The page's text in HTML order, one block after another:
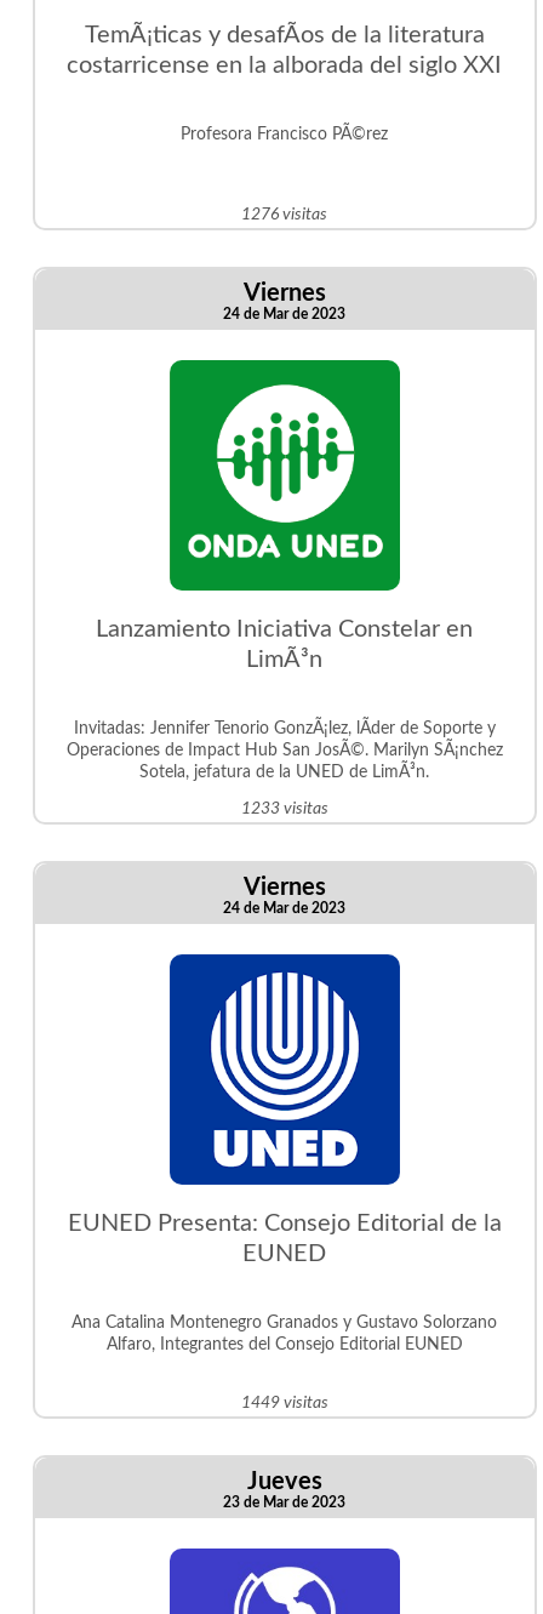
TemÃ¡ticas y desafÃ­os de la literatura
costarricense en la alborada del siglo XXI
Profesora Francisco PÃ©rez
1276 visitas
Viernes
24 de Mar de 2023
Lanzamiento Iniciativa Constelar en
LimÃ³n
Invitadas: Jennifer Tenorio GonzÃ¡lez, lÃ­der de Soporte y
Operaciones de Impact Hub San JosÃ©. Marilyn SÃ¡nchez
Sotela, jefatura de la UNED de LimÃ³n.
1233 visitas
Viernes
24 de Mar de 2023
EUNED Presenta: Consejo Editorial de la
EUNED
Ana Catalina Montenegro Granados y Gustavo Solorzano
Alfaro, Integrantes del Consejo Editorial EUNED
1449 visitas
Jueves
23 de Mar de 2023